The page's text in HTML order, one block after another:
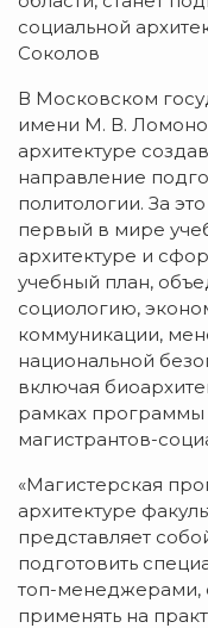
социальной
Соколов
В Московском
имени М. В.
архитектуре
направление
политологии. За
первый в мире
архитектуре и
учебный план,
социологию,
коммуникации,
национальной
включая
рамках программы
магистрантов-
«Магистерская
архитектуре
представляет
подготовить
топ-менеджерами,
применять на